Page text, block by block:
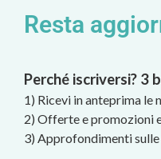
Resta
Perché iscriversi? 3
1) Ricevi in anteprima le
2) Offerte e promozioni
3) Approfondimenti